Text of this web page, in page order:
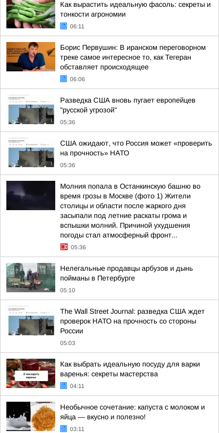
Как вырастить идеальную фасоль: секреты и
тонкости агрономии
06:11
Борис Первушин: В иранском переговорном
треке самое интересное то, как Тегеран
обставляет происходящее
06:06
Разведка США вновь пугает европейцев
"русской угрозой"
05:36
США ожидают, что Россия может «проверить
на прочность» НАТО
05:36
Молния попала в Останкинскую башню во
время грозы в Москве (фото 1) Жители
столицы и области после жаркого дня
засыпали под летние раскаты грома и
вспышки молний. Причиной ухудшения
погоды стал атмосферный фронт...
05:36
Нелегальные продавцы арбузов и дынь
пойманы в Петербурге
05:10
The Wall Street Journal: разведка США ждет
проверок НАТО на прочность со стороны
России
05:03
Как выбрать идеальную посуду для варки
варенья: секреты мастерства
04:11
Необычное сочетание: капуста с молоком и
яйца — вкусно и полезно!
03:11